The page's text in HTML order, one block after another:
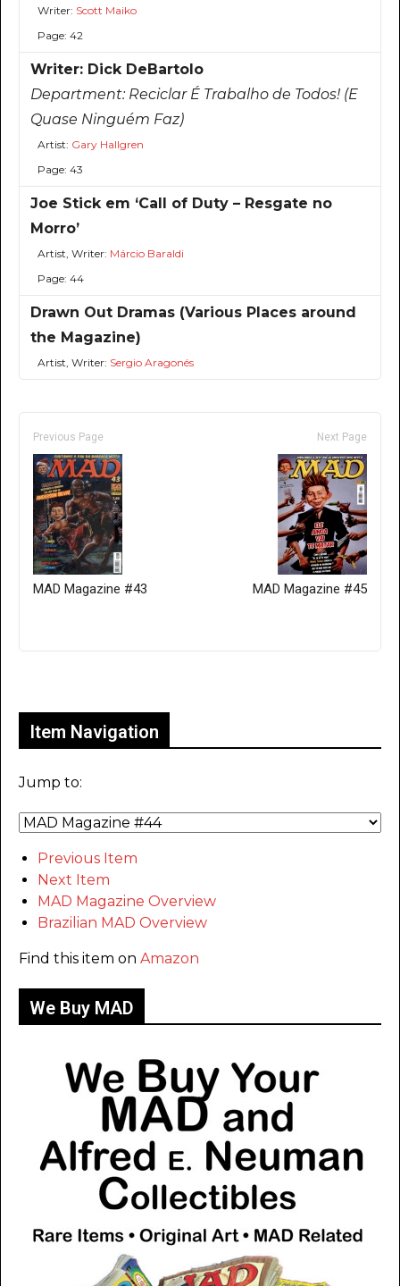
Writer: Scott Maiko
Page: 42
Writer: Dick DeBartolo
Department: Reciclar É Trabalho de Todos! (E
Quase Ninguém Faz)
Artist: Gary Hallgren
Page: 43
Joe Stick em ‘Call of Duty – Resgate no
Morro’
Artist, Writer: Márcio Baraldi
Page: 44
Drawn Out Dramas (Various Places around
the Magazine)
Artist, Writer: Sergio Aragonés
Previous Page
MAD Magazine #43
Next Page
MAD Magazine #45
Item Navigation
Jump to:
Previous Item
Next Item
MAD Magazine Overview
Brazilian MAD Overview
Find this item on Amazon
We Buy MAD